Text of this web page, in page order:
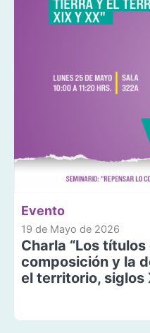
Evento
19 de Mayo de 2026
Charla “Los
composición y la
el territorio, siglos